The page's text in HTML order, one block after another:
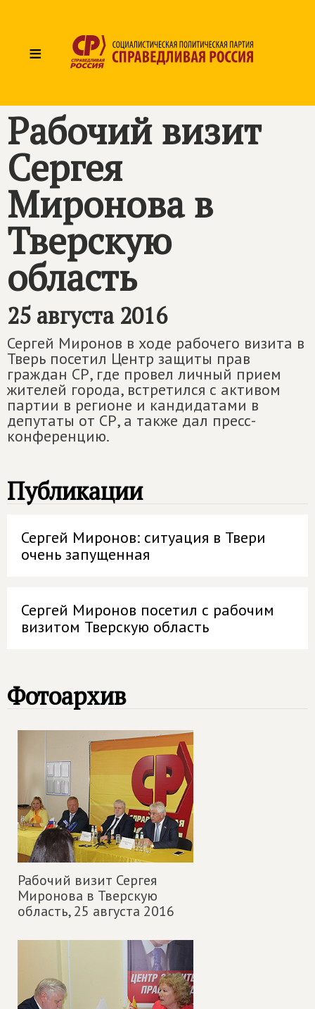
≡
Рабочий визит
Сергея
Миронова в
Тверскую
область
25 августа 2016
Сергей Миронов в ходе рабочего визита в
Тверь посетил Центр защиты прав
граждан СР, где провел личный прием
жителей города, встретился с активом
партии в регионе и кандидатами в
депутаты от СР, а также дал пресс-
конференцию.
Публикации
Сергей Миронов: ситуация в Твери
очень запущенная
Сергей Миронов посетил с рабочим
визитом Тверскую область
Фотоархив
Рабочий визит Сергея
Миронова в Тверскую
область,25 августа 2016